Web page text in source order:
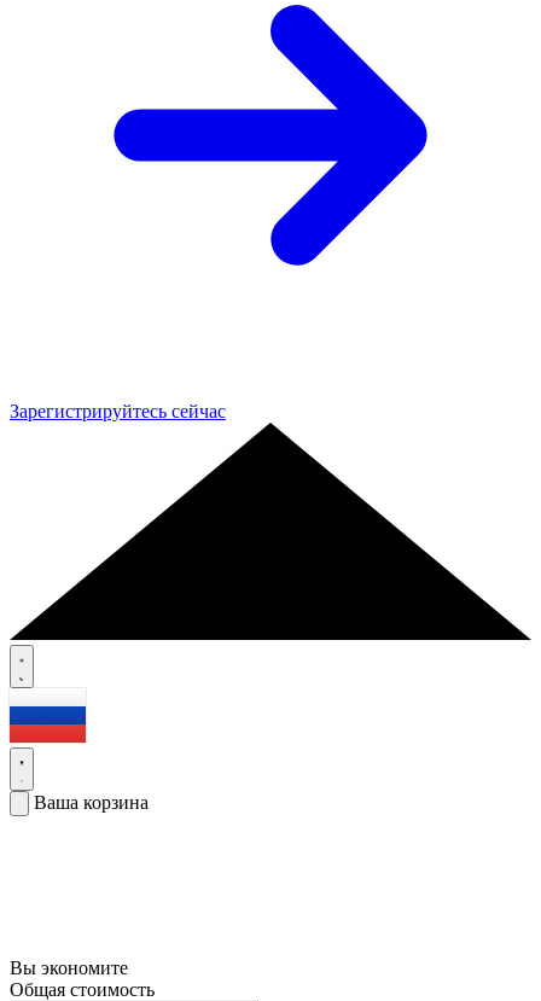
Зарегистрируйтесь сейчас
Ваша корзина
Вы экономите
Общая стоимость